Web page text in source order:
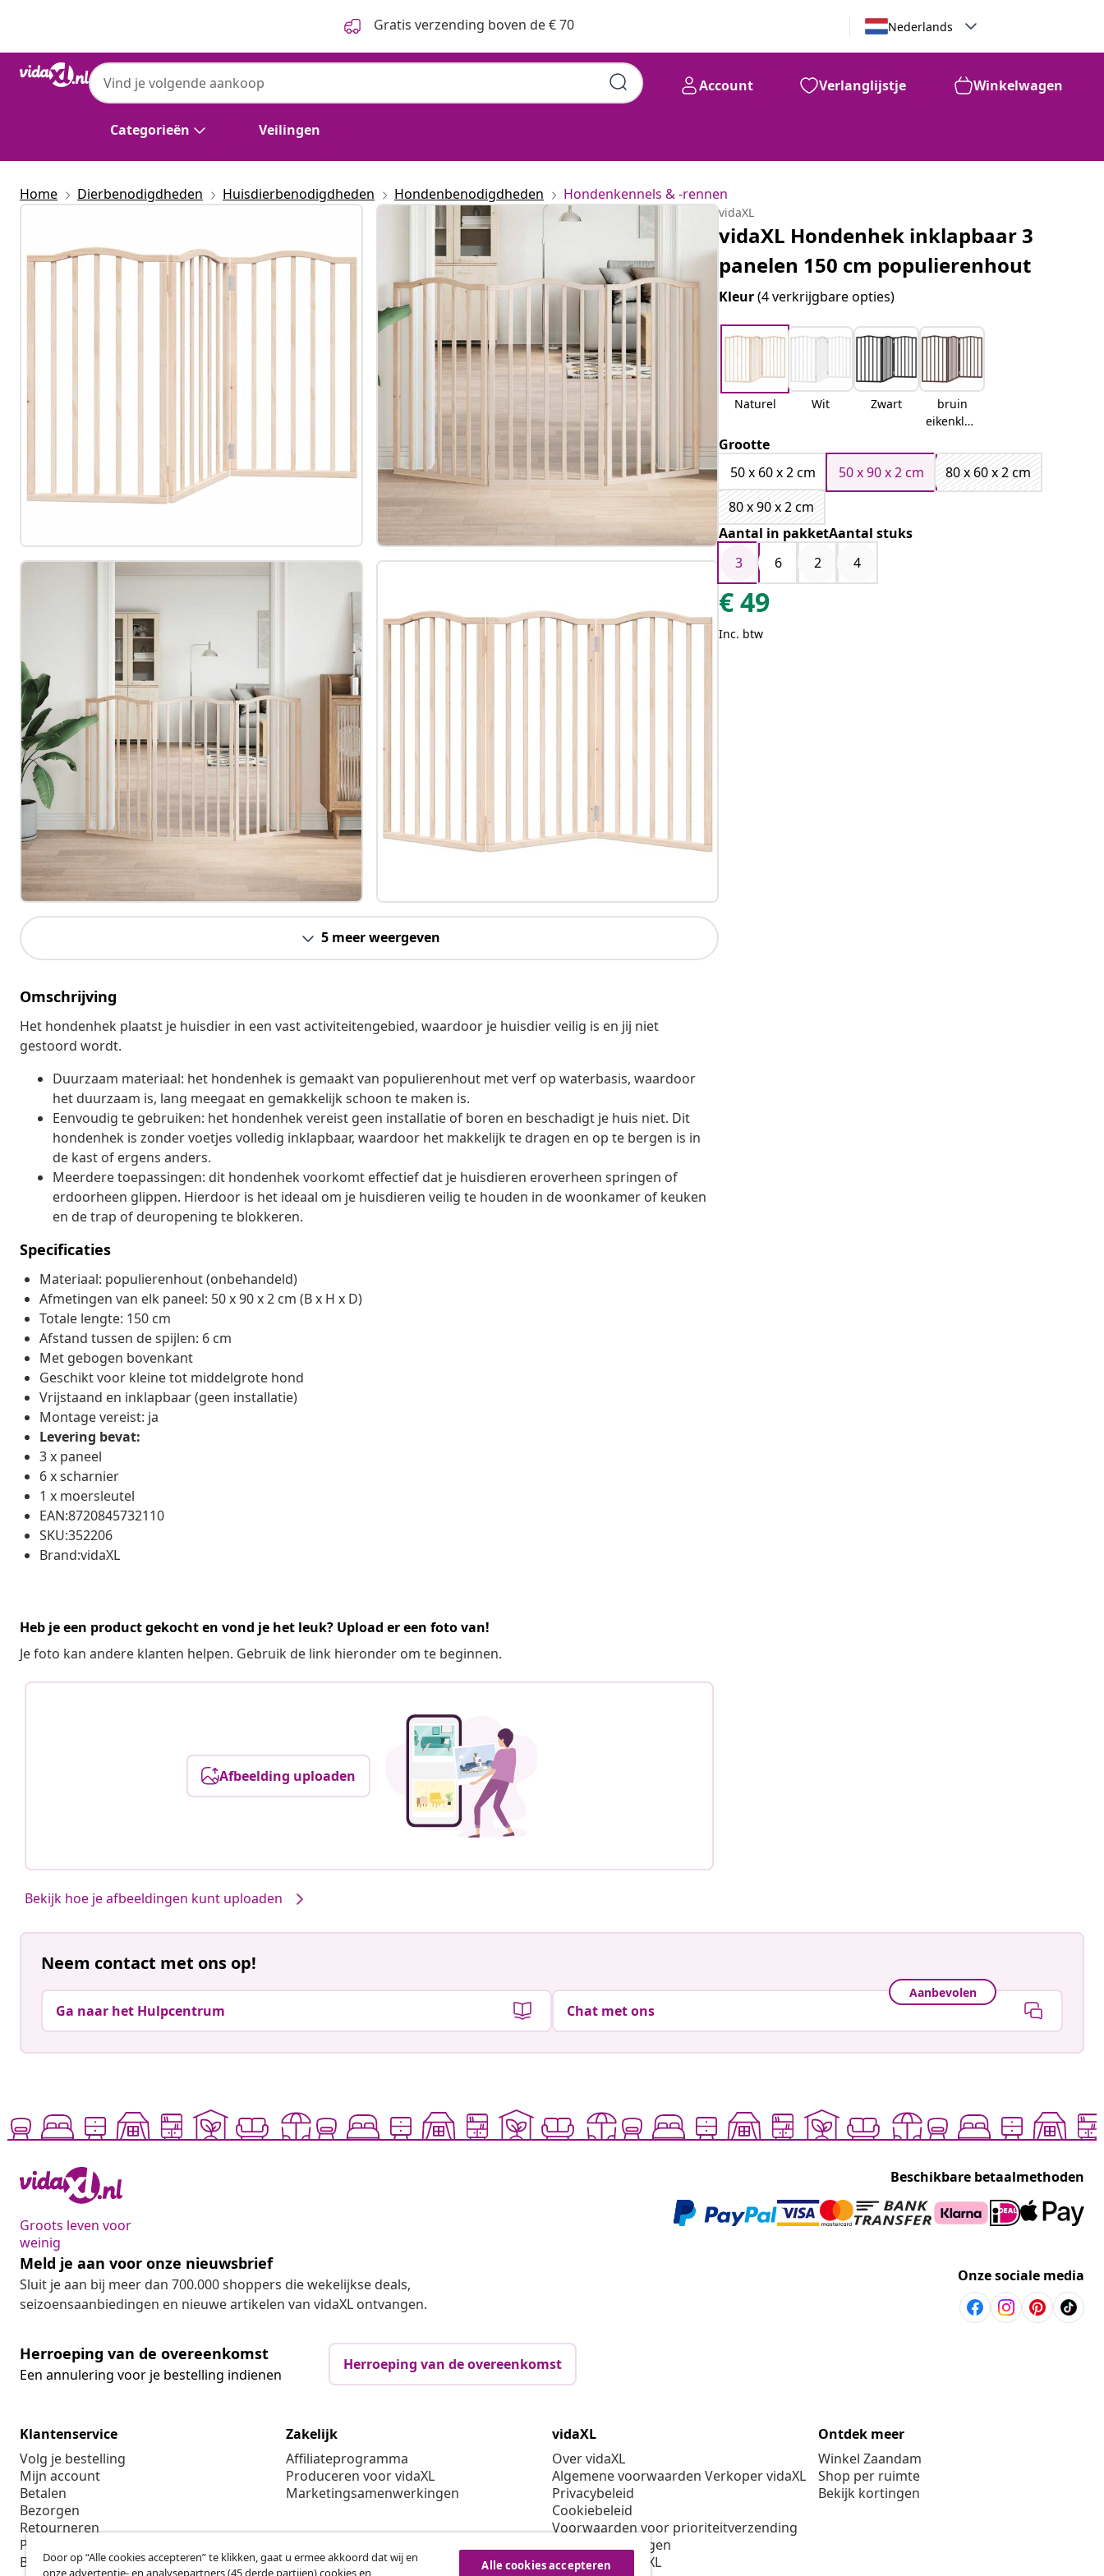
Gratis verzending boven de € 70 Nederlands
Categorieën Veilingen
Account Verlanglijstje Winkelwagen
Home Dierbenodigdheden Huisdierbenodigdheden Hondenbenodigdheden Hondenkennels & -rennen
5 meer weergeven
Omschrijving
Het hondenhek plaatst je huisdier in een vast activiteitengebied, waardoor je huisdier veilig is en jij niet
gestoord wordt.
Duurzaam materiaal: het hondenhek is gemaakt van populierenhout met verf op waterbasis, waardoor
het duurzaam is, lang meegaat en gemakkelijk schoon te maken is.
Eenvoudig te gebruiken: het hondenhek vereist geen installatie of boren en beschadigt je huis niet. Dit
hondenhek is zonder voetjes volledig inklapbaar, waardoor het makkelijk te dragen en op te bergen is in
de kast of ergens anders.
Meerdere toepassingen: dit hondenhek voorkomt effectief dat je huisdieren eroverheen springen of
erdoorheen glippen. Hierdoor is het ideaal om je huisdieren veilig te houden in de woonkamer of keuken
en de trap of deuropening te blokkeren.
Specificaties
Materiaal: populierenhout (onbehandeld)
Afmetingen van elk paneel: 50 x 90 x 2 cm (B x H x D)
Totale lengte: 150 cm
Afstand tussen de spijlen: 6 cm
Met gebogen bovenkant
Geschikt voor kleine tot middelgrote hond
Vrijstaand en inklapbaar (geen installatie)
Montage vereist: ja
Levering bevat:
3 x paneel
6 x scharnier
1 x moersleutel
EAN:8720845732110
SKU:352206
Brand:vidaXL
Heb je een product gekocht en vond je het leuk? Upload er een foto van!
Je foto kan andere klanten helpen. Gebruik de link hieronder om te beginnen.
Afbeelding uploaden
Bekijk hoe je afbeeldingen kunt uploaden
vidaXL
vidaXL Hondenhek inklapbaar 3
panelen 150 cm populierenhout
Kleur(4 verkrijgbare opties)
Naturel Wit Zwart
bruin
eikenkleu
Grootte
50 x 60 x 2 cm
50 x 90 x 2 cm
80 x 60 x 2 cm
80 x 90 x 2 cm
Aantal in pakketAantal stuks
3
6 2 4
€49
Inc. btw
Neem contact met ons op!
Ga naar het Hulpcentrum
Aanbevolen
Chat met ons
Groots leven voor
weinig
Beschikbare betaalmethoden
Meld je aan voor onze nieuwsbrief
Sluit je aan bij meer dan 700.000 shoppers die wekelijkse deals,
seizoensaanbiedingen en nieuwe artikelen van vidaXL ontvangen.
Onze sociale media
Herroeping van de overeenkomst
Een annulering voor je bestelling indienen
Herroeping van de overeenkomst
Klantenservice
Volg je bestelling
Mijn account
Betalen
Bezorgen
Retourneren
Productinformatie
Bestellen
Zakelijk
Affiliateprogramma
Produceren voor vidaXL
Marketingsamenwerkingen
vidaXL
Over vidaXL
Algemene voorwaarden Verkoper vidaXL
Privacybeleid
Cookiebeleid
Voorwaarden voor prioriteitverzending
Cookie-instellingen
Werken bij vidaXL
Ontdek meer
Winkel Zaandam
Shop per ruimte
Bekijk kortingen
Door op “Alle cookies accepteren” te klikken, gaat u ermee akkoord dat wij en
onze advertentie- en analysepartners (45 derde partijen) cookies en
Alle cookies accepteren